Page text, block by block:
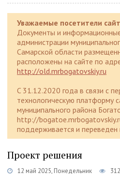
Уважаемые посетители
Документы и
администрации
Самарской области
расположены на сайте по
http://old.mrbogatovskiy.ru
C 31.12.2020 года в связи с
технологическую платформу
муниципального района
http://
поддерживается и
Проект решения
12 май 2025, Понедельник 312